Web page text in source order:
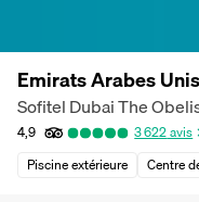
Emirats Arabes
Sofitel Dubai The
4,9 3 622avis
Piscine extérieure
Centre